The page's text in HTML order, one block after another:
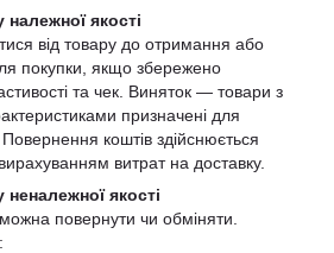
якості
від товару до отримання або
покупки, якщо збережено
та чек. Виняток — товари з
призначені для
Повернення коштів здійснюється
витрат на доставку.
якості
повернути чи обміняти.